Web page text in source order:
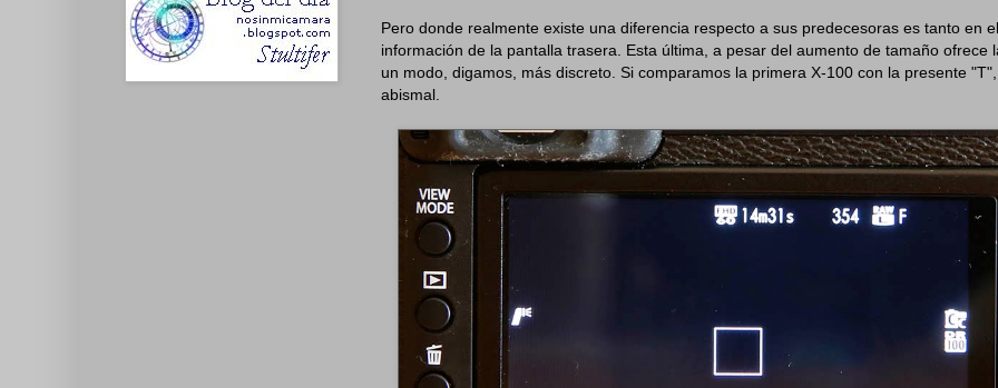
Pero donde realmente existe una diferencia respecto a sus predecesoras es tanto en
información de la pantalla trasera. Esta última, a pesar del aumento de tamaño ofrece
un modo, digamos, más discreto. Si comparamos la primera X-100 con la presente
abismal.